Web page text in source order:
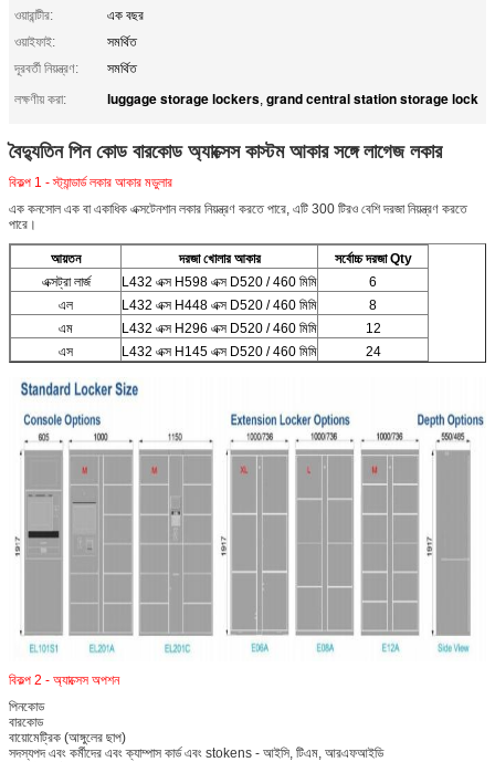
একটি বার্তা রেখে যান
আমরা শীঘ্রই আপনাকে আবার কল করব!
ওয়ারান্টীর:
এক বছর
ওয়াইফাই:
সমর্থিত
দূরবর্তী নিয়ন্ত্রণ:
সমর্থিত
লক্ষণীয় করা:
luggage storage lockers, grand central station storage lock
বৈদ্যুতিন পিন কোড বারকোড অ্যাক্সেস কাস্টম আকার সঙ্গে লাগেজ লকার
বিকল্প 1 - স্ট্যান্ডার্ড লকার আকার মডুলার
এক কনসোল এক বা একাধিক এক্সটেনশান লকার নিয়ন্ত্রণ করতে পারে, এটি 300 টিরও বেশি দরজা নিয়ন্ত্রণ করতে
পারে।
আয়তন দরজা খোলার আকার
সর্বোচ্চ দরজা Qty
এক্সট্রা লার্জ
L432 এক্স H598 এক্স D520 / 460 মিমি
6
এল
L432 এক্স H448 এক্স D520 / 460 মিমি
8
এম
L432 এক্স H296 এক্স D520 / 460 মিমি
12
এস
L432 এক্স H145 এক্স D520 / 460 মিমি 24
বিকল্প 2 - অ্যাক্সেস অপশন
পিনকোড
বারকোড
বায়োমেট্রিক (আঙ্গুলের ছাপ)
সদস্যপদ এবং কর্মীদের এবং ক্যাম্পাস কার্ড এবং stokens - আইসি, টিএম, আরএফআইডি